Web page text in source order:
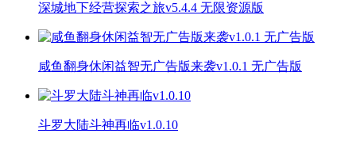
深城地下经营探索之旅v5.4.4 无限资源版
咸鱼翻身休闲益智无广告版来袭v1.0.1 无广告版
斗罗大陆斗神再临v1.0.10